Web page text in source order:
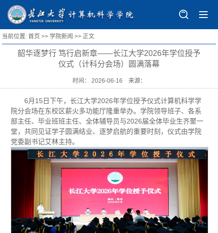
首页
学院概况
历史沿革
组织结构
现任领导
行政及教育部门
专门委员会
学院院徽
导师风采
教师主页
人才招聘
管理制度
办事指南
表格下载
人才培养
本科生培养
研究生教育
国际化教育
科学研究
研究机构
研究方向
论文专著
成果获奖
学生工作
学工动态
学子风采
历届学生
党员发展
工会活动
竞赛目录
优秀案例
招生动态
当前位置:首页 >>学院新闻 >> 正文
韶华逐梦行 笃行启新章——长江大学2026年学位授予
仪式（计科分会场）圆满落幕
时间： 2026-06-16 来源：
6月15日下午，长江大学2026年学位授予仪式计算机科学学
院分会场在东校区薪火多功能厅隆重举办。学院领导班子、各系
部主任、毕业班班主任、全体辅导员与2026届全体毕业生齐聚一
堂，共同见证学子圆满结业、逐梦启航的重要时刻，仪式由学院
党委副书记艾林主持。